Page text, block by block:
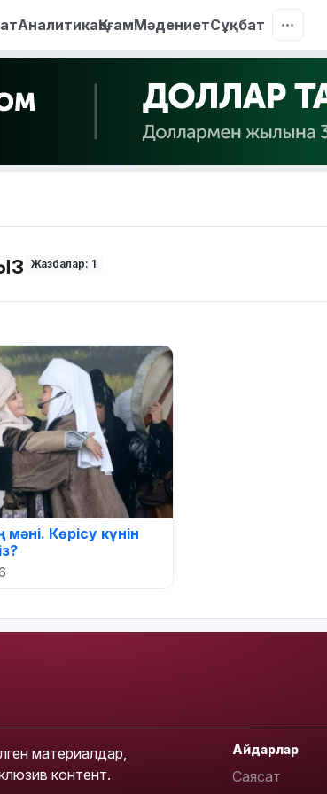
АналитикаҚоғамМәдениетСұқбат
Жазбалар: 1
Көрісу күнін
материалдар,
контент.
Айдарлар
Саясат